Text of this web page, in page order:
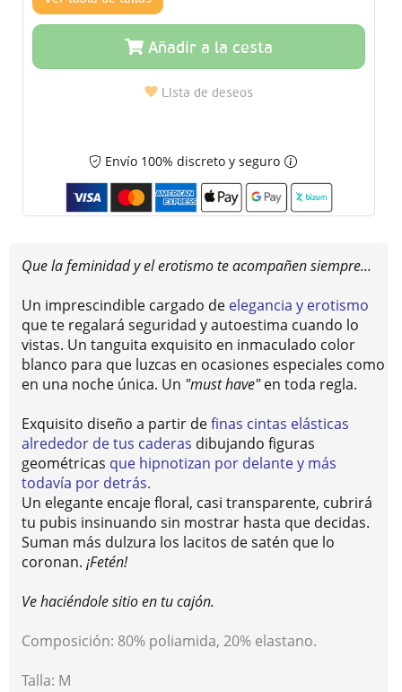
Añadir a la cesta
Lista de deseos
Envío 100% discreto y seguro
Que la feminidad y el erotismo te acompañen siempre...
Un imprescindible cargado de elegancia y erotismo
que te regalará seguridad y autoestima cuando lo
vistas. Un tanguita exquisito en inmaculado color
blanco para que luzcas en ocasiones especiales como
en una noche única. Un "must have"en toda regla.
Exquisito diseño a partir definas cintas elásticas
alrededor de tus caderas dibujando figuras
geométricas que hipnotizan por delante y más
todavía por detrás.
Un elegante encaje floral, casi transparente, cubrirá
tu pubis insinuando sin mostrar hasta que decidas.
Suman más dulzura los lacitos de satén que lo
coronan. ¡Fetén!
Ve haciéndole sitio en tu cajón.
Composición: 80% poliamida, 20% elastano.
Talla: M